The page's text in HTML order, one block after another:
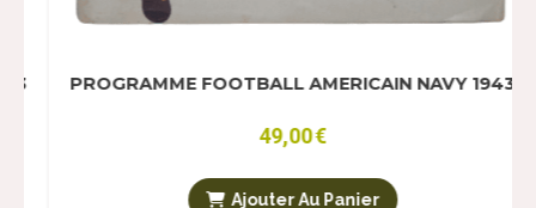
AMERICAIN NAVY 1943 PROGRAMME